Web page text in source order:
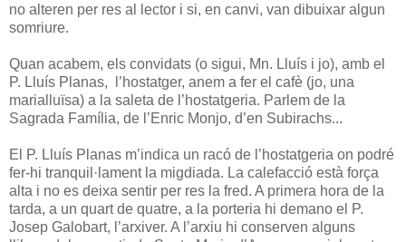
no alteren per res al lector i si, en canvi, van dibuixar algun
somriure.
Quan acabem, els convidats (o sigui, Mn. Lluís i jo), amb el
P. Lluís Planas, l’hostatger, anem a fer el cafè (jo, una
marialluïsa) a la saleta de l’hostatgeria. Parlem de la
Sagrada Família, de l’Enric Monjo, d’en Subirachs...
El P. Lluís Planas m’indica un racó de l’hostatgeria on podré
fer-hi tranquil·lament la migdiada. La calefacció està força
alta i no es deixa sentir per res la fred. A primera hora de la
tarda, a un quart de quatre, a la porteria hi demano el P.
Josep Galobart, l’arxiver. A l’arxiu hi conserven alguns